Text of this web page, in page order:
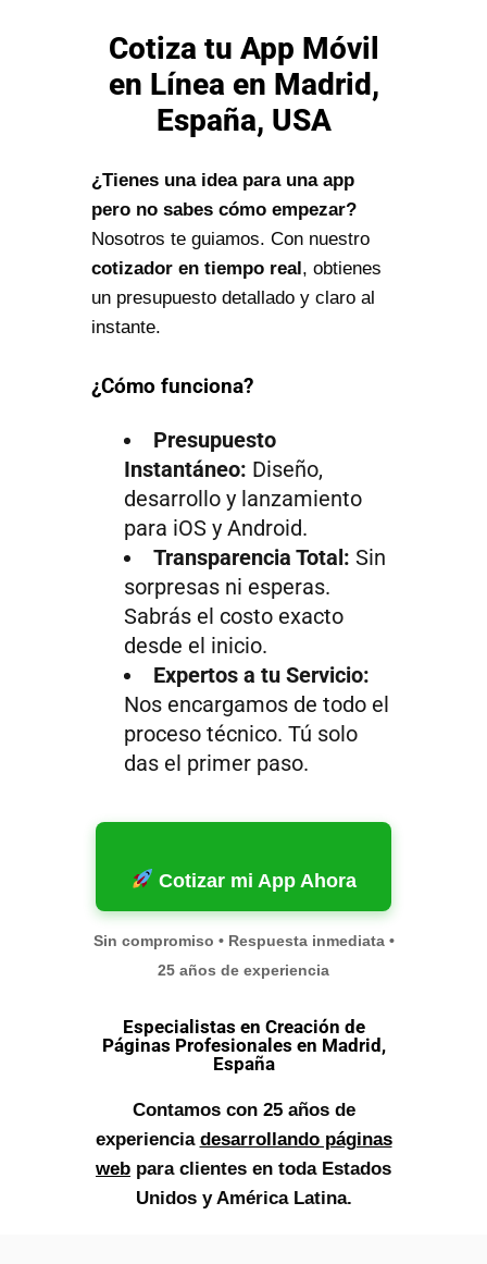
Cotiza tu App Móvil
en Línea en Madrid,
España, USA
¿Tienes una idea para una app
pero no sabes cómo empezar?
Nosotros te guiamos. Con nuestro
cotizador en tiempo real, obtienes
un presupuesto detallado y claro al
instante.
¿Cómo funciona?
Presupuesto
Instantáneo: Diseño,
desarrollo y lanzamiento
para iOS y Android.
Transparencia Total: Sin
sorpresas ni esperas.
Sabrás el costo exacto
desde el inicio.
Expertos a tu Servicio:
Nos encargamos de todo el
proceso técnico. Tú solo
das el primer paso.
Cotizar mi App Ahora
Sin compromiso • Respuesta inmediata •
25 años de experiencia
Especialistas en Creación de
Páginas Profesionales en Madrid,
España
Contamos con 25 años de
experiencia desarrollando páginas
web para clientes en toda Estados
Unidos y América Latina.